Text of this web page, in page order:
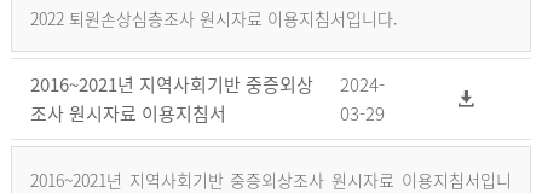
2022 퇴원손상심층조사 원시자료 이용지침서입니다.
2016~2021년 지역사회기반 중증외상
조사 원시자료 이용지침서
2024-
03-29
2016~2021년 지역사회기반 중증외상조사 원시자료 이용지침서입니